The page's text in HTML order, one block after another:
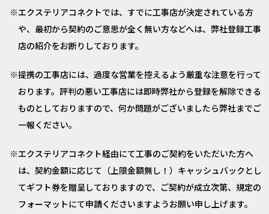
エクステリアコネクトでは、すでに工事店が決定されている方
や、最初から契約のご意思が全く無い方などへは、弊社登録工事
店の紹介をお断りしております。
提携の工事店には、過度な営業を控えるよう厳重な注意を行って
おります。評判の悪い工事店には即時弊社から登録を解除できる
ものとしておりますので、何か問題がございましたら弊社までご
一報ください。
エクステリアコネクト経由にて工事のご契約をいただいた方へ
は、契約金額に応じて（上限金額無し！）キャッシュバックとし
てギフト券を贈呈しておりますので、ご契約が成立次第、規定の
フォーマットにて申請くださいますようお願い申し上げます。